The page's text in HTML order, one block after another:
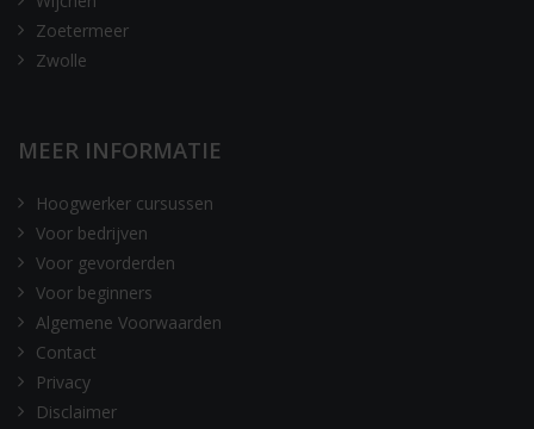
Zoetermeer
Zwolle
MEER INFORMATIE
Hoogwerker cursussen
Voor bedrijven
Voor gevorderden
Voor beginners
Algemene Voorwaarden
Contact
Privacy
Disclaimer